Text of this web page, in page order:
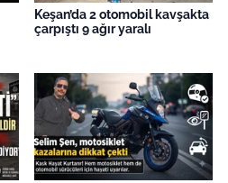
Keşan’da 2 otomobil kavşakta
çarpıştı 9 ağır yaralı